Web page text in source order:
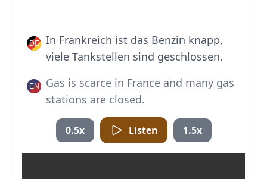
In Frankreich ist das Benzin knapp,
viele Tankstellen sind geschlossen.
Gas is scarce in France and many gas
stations are closed.
0.5x Listen 1.5x